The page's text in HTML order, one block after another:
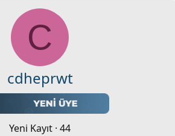
C
cdheprwt
Yeni Kayıt · 44